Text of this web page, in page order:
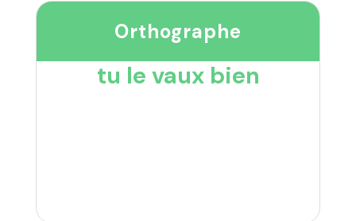
Orthographe
tu le vaux bien